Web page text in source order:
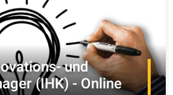
und
(IHK) - Online